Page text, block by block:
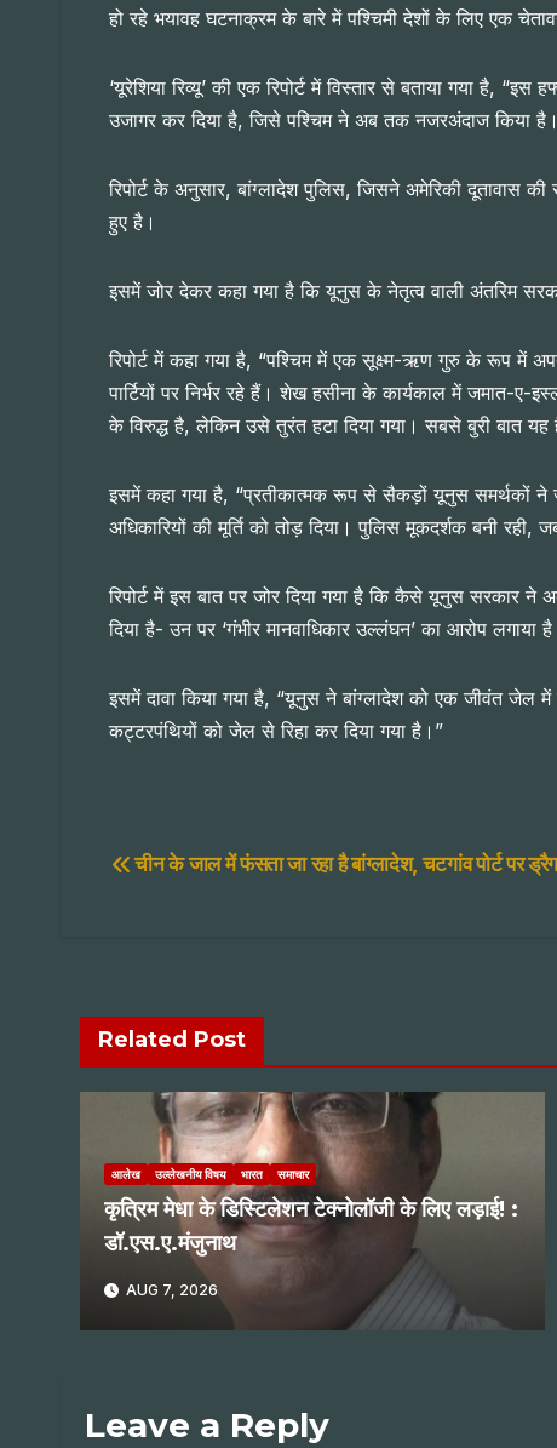
हो रहे भयावह घटनाक्रम के बारे में पश्चिमी देशों के लिए एक
‘यूरेशिया रिव्यू’ की एक रिपोर्ट में विस्तार से बताया गया है,
उजागर कर दिया है, जिसे पश्चिम ने अब तक नजरअंदाज किया है।
रिपोर्ट के अनुसार, बांग्लादेश पुलिस, जिसने अमेरिकी दूतावास
हुए है।
इसमें जोर देकर कहा गया है कि यूनुस के नेतृत्व वाली अंतरिम
रिपोर्ट में कहा गया है, “पश्चिम में एक सूक्ष्म-ऋण गुरु के रूप में
पार्टियों पर निर्भर रहे हैं। शेख हसीना के कार्यकाल में जमात-ए-
के विरुद्ध है, लेकिन उसे तुरंत हटा दिया गया। सबसे बुरी बात
इसमें कहा गया है, “प्रतीकात्मक रूप से सैकड़ों यूनुस समर्थकों ने
अधिकारियों की मूर्ति को तोड़ दिया। पुलिस मूकदर्शक बनी
रिपोर्ट में इस बात पर जोर दिया गया है कि कैसे यूनुस सरकार
दिया है- उन पर ‘गंभीर मानवाधिकार उल्लंघन’ का आरोप
इसमें दावा किया गया है, “यूनुस ने बांग्लादेश को एक जीवंत जेल में
कट्टरपंथियों को जेल से रिहा कर दिया गया है।”
Post
चीन के जाल में फंसता जा रहा है बांग्लादेश, चटगांव पोर्ट पर
Related Post
आलेख उल्लेखनीय विषय भारत समाचार
कृत्रिम मेधा के डिस्टिलेशन टेक्नोलॉजी के लिए लड़ाई! :
डॉ.एस.ए.मंजुनाथ
AUG 7, 2026
Leave a Reply